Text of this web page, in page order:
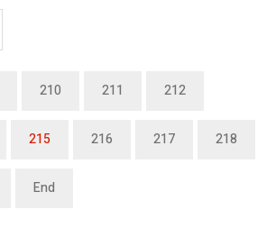
210 211 212
215 216 217 218
End